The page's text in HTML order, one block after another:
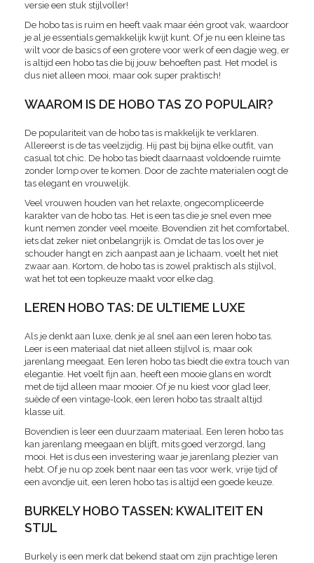
versie een stuk stijlvoller!
De hobo tas is ruim en heeft vaak maar één groot vak, waardoor
je al je essentials gemakkelijk kwijt kunt. Of je nu een kleine tas
wilt voor de basics of een grotere voor werk of een dagje weg, er
is altijd een hobo tas die bij jouw behoeften past. Het model is
dus niet alleen mooi, maar ook super praktisch!
WAAROM IS DE HOBO TAS ZO POPULAIR?
De populariteit van de hobo tas is makkelijk te verklaren.
Allereerst is de tas veelzijdig. Hij past bij bijna elke outfit, van
casual tot chic. De hobo tas biedt daarnaast voldoende ruimte
zonder lomp over te komen. Door de zachte materialen oogt de
tas elegant en vrouwelijk.
Veel vrouwen houden van het relaxte, ongecompliceerde
karakter van de hobo tas. Het is een tas die je snel even mee
kunt nemen zonder veel moeite. Bovendien zit het comfortabel,
iets dat zeker niet onbelangrijk is. Omdat de tas los over je
schouder hangt en zich aanpast aan je lichaam, voelt het niet
zwaar aan. Kortom, de hobo tas is zowel praktisch als stijlvol,
wat het tot een topkeuze maakt voor elke dag.
LEREN HOBO TAS: DE ULTIEME LUXE
Als je denkt aan luxe, denk je al snel aan een leren hobo tas.
Leer is een materiaal dat niet alleen stijlvol is, maar ook
jarenlang meegaat. Een leren hobo tas biedt die extra touch van
elegantie. Het voelt fijn aan, heeft een mooie glans en wordt
met de tijd alleen maar mooier. Of je nu kiest voor glad leer,
suède of een vintage-look, een leren hobo tas straalt altijd
klasse uit.
Bovendien is leer een duurzaam materiaal. Een leren hobo tas
kan jarenlang meegaan en blijft, mits goed verzorgd, lang
mooi. Het is dus een investering waar je jarenlang plezier van
hebt. Of je nu op zoek bent naar een tas voor werk, vrije tijd of
een avondje uit, een leren hobo tas is altijd een goede keuze.
BURKELY HOBO TASSEN: KWALITEIT EN
STIJL
Burkely is een merk dat bekend staat om zijn prachtige leren